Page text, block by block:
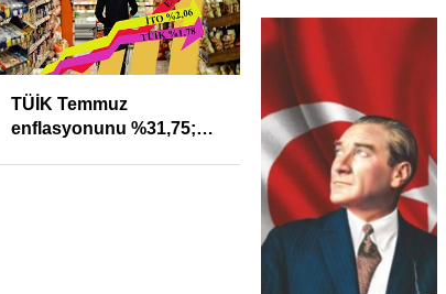
TÜİK Temmuz
enflasyonunu %31,75;
Yüksek Faiz ve
Sıkışıklığı
Reel Sektörde
Konkordato